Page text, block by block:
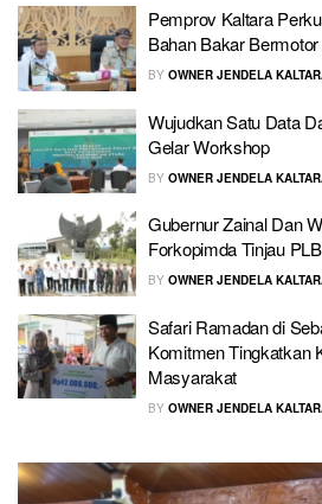
Pemprov Kaltara
Bahan Bakar Bermotor
BY OWNER JENDELA
Wujudkan Satu Data
Gelar Workshop
BY OWNER JENDELA
Gubernur Zainal Dan
Forkopimda Tinjau
BY OWNER JENDELA
Safari Ramadan di
Komitmen Tingkatkan
Masyarakat
BY OWNER JENDELA